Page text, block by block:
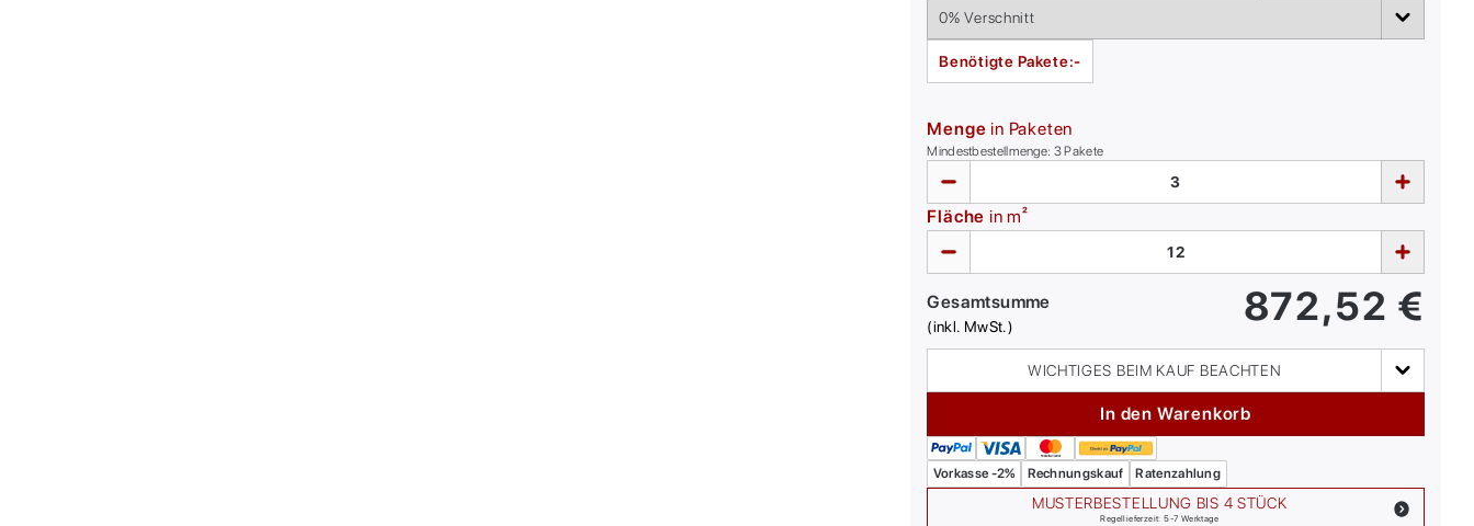
Benötigte Pakete:-
Menge in Paketen
Mindestbestellmenge: 3Pakete
Fläche in m²
Gesamtsumme
(inkl. MwSt.) 872,52 €
WICHTIGES BEIM KAUF BEACHTEN
In den Warenkorb
Vorkasse -2% Rechnungskauf Ratenzahlung
MUSTERBESTELLUNG BIS 4 STÜCK
Regellieferzeit: 5-7 Werktage